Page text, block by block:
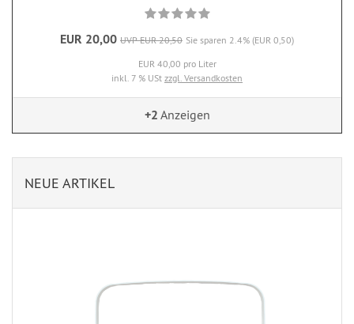
EUR 20,00 UVP EUR 20,50 Sie sparen 2.4% (EUR 0,50)
EUR 40,00 pro Liter
inkl. 7 % USt zzgl. Versandkosten
+2 Anzeigen
NEUE ARTIKEL